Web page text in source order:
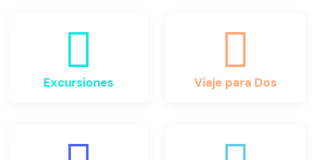
Excursiones Viaje para Dos